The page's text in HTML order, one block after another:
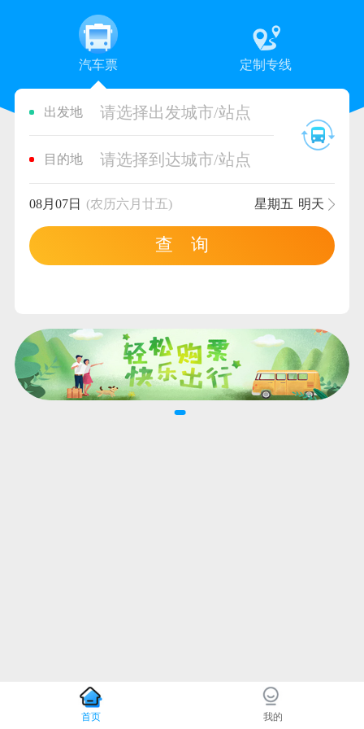
汽车票 定制专线
出发地 请选择出发城市/站点
目的地 请选择到达城市/站点
08月07日 (农历六月廿五) 星期五 明天
查 询
首页 我的